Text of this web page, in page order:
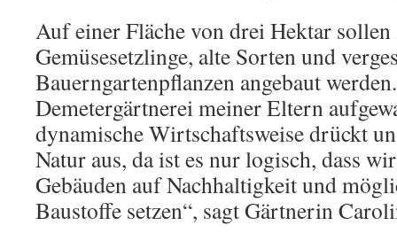
Auf einer Fläche von drei Hektar
Gemüsesetzlinge, alte Sorten und
Bauerngartenpflanzen angebaut
Demetergärtnerei meiner Eltern
dynamische Wirtschaftsweise drückt
Natur aus, da ist es nur logisch, dass
Gebäuden auf Nachhaltigkeit und
Baustoffe setzen“, sagt Gärtnerin